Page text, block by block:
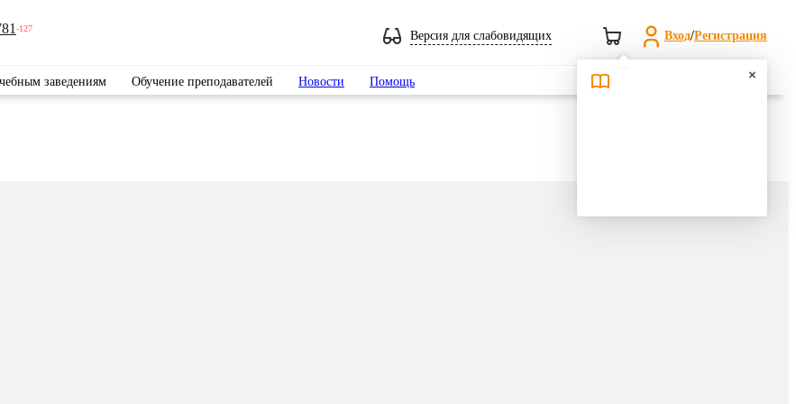
-127
Версия для слабовидящих Вход/Регистрация
заведениям Обучение преподавателей Новости Помощь Поиск